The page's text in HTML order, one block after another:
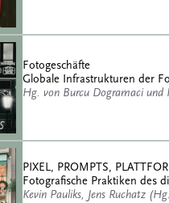
Fotogeschäfte
Globale Infrastrukturen der
Hg. von Burcu Dogramaci und
PIXEL, PROMPTS,
Fotografische Praktiken des
Kevin Pauliks, Jens Ruchatz